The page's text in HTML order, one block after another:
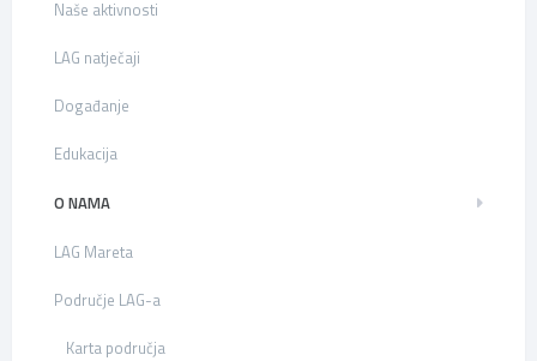
Naše aktivnosti
LAG natječaji
Događanje
Edukacija
O NAMA
LAG Mareta
Područje LAG-a
Karta područja